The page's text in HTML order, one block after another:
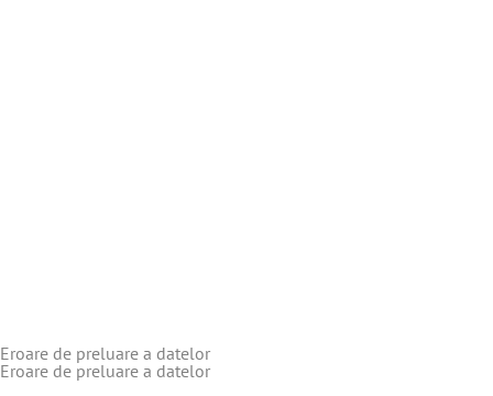
Eroare de preluare a datelor
Eroare de preluare a datelor